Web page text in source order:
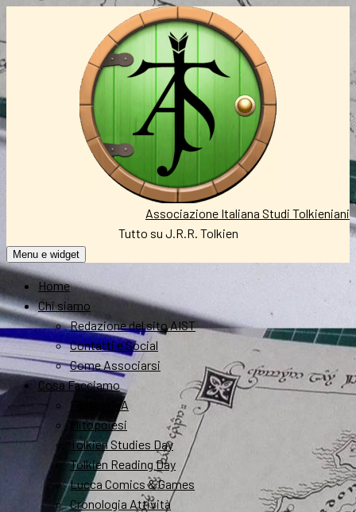
Associazione Italiana Studi Tolkieniani
Tutto su J.R.R. Tolkien
Menu e widget
Home
Chi siamo
Redazione del sito AIST
Contatti e Social
Come Associarsi
Cosa Facciamo
FantastikA
Mitopoiesi
Tolkien Studies Day
Tolkien Reading Day
Lucca Comics & Games
Cronologia Attività